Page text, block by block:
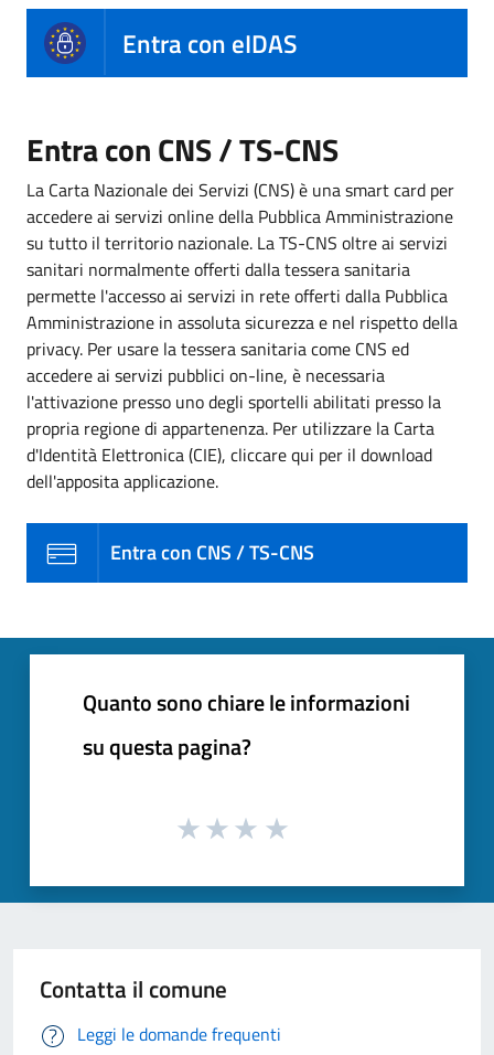
Entra con eIDAS
Entra con CNS / TS-CNS
La Carta Nazionale dei Servizi (CNS) è una smart card per
accedere ai servizi online della Pubblica Amministrazione
su tutto il territorio nazionale. La TS-CNS oltre ai servizi
sanitari normalmente offerti dalla tessera sanitaria
permette l'accesso ai servizi in rete offerti dalla Pubblica
Amministrazione in assoluta sicurezza e nel rispetto della
privacy. Per usare la tessera sanitaria come CNS ed
accedere ai servizi pubblici on-line, è necessaria
l'attivazione presso uno degli sportelli abilitati presso la
propria regione di appartenenza. Per utilizzare la Carta
d'Identità Elettronica (CIE), cliccare qui per il download
dell'apposita applicazione.
Entra con CNS / TS-CNS
Quanto sono chiare le informazioni
su questa pagina?
Contatta il comune
Leggi le domande frequenti